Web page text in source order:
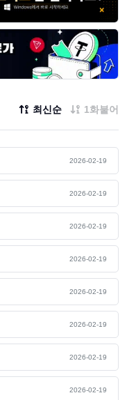
최신순 1화붙어
2026-02-19
2026-02-19
2026-02-19
2026-02-19
2026-02-19
2026-02-19
2026-02-19
2026-02-19